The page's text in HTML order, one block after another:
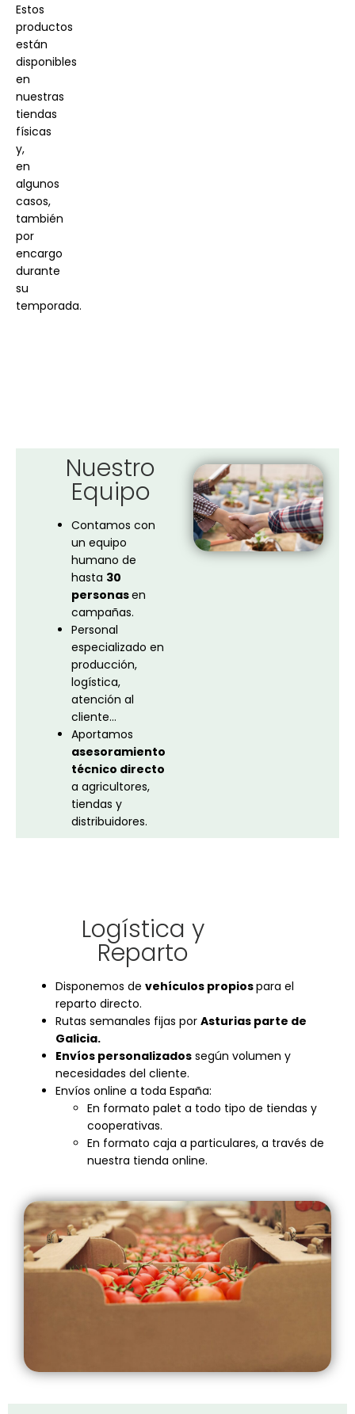
Estos
productos
están
disponibles
en
nuestras
tiendas
físicas
y,
en
algunos
casos,
también
por
encargo
durante
su
temporada.
Nuestro
Equipo
Contamos con
un equipo
humano de
hasta 30
personasen
campañas.
Personal
especializado en
producción,
logística,
atención al
cliente…
Aportamos
asesoramiento
técnico directo
a agricultores,
tiendas y
distribuidores.
Logística y
Reparto
Disponemos de vehículos propiospara el
reparto directo.
Rutas semanales fijas por Asturias parte de
Galicia.
Envíos personalizados según volumen y
necesidades del cliente.
Envíos online a toda España:
En formato palet a todo tipo de tiendas y
cooperativas.
En formato caja a particulares, a través de
nuestra tienda online.